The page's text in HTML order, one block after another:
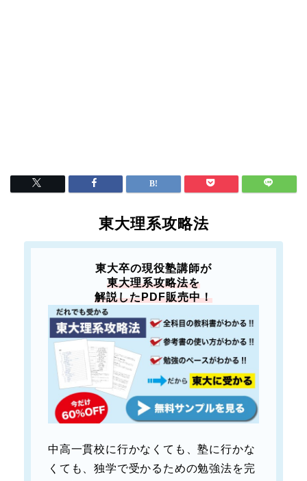
東大理系攻略法
東大卒の現役塾講師が
東大理系攻略法を
解説したPDF販売中！
中高一貫校に行かなくても、塾に行かな
くても、独学で受かるための勉強法を完